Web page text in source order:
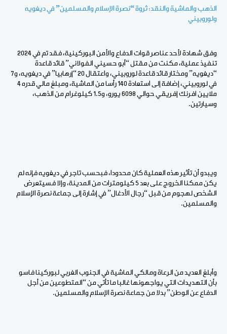
الذهب والماشية والنقد: ثروة “نصرة الإسلام والمسلمين” في ديغويه
ولوروبيني
وفق شهادة لأحد عناصر قوات الدفاع والأمن البوركينية، فقد تم في 2024
تنفيذ عملية، مكنت من مقتل “أبو حسيني الفولاني” قائد قاعدة
“ديغويه” ومختار قائد قاعدة لوروبيني، واعتقال 20 “إرهابيا” في ديغويه، و7
في لوروبيني، إضافة إلى استعادة 140 رأسا من الماشية، ومبلغ مالي قدره 4
ملايين افرنك إفريقي حوالي 6098 يورو، و1.5 كيلوغرام من الذهب،
وسيارتين.
ويبدو أن تأثير هذه العملية كان محدودا، فبحسب تاجر في ديغويه فإنه لم
يكن ممكنا الخروج على بعد 5 كيلومترات من المدينة، وإلا فسيتعرض
الشخص لهجوم من قبل “رجال الأدغال” في إشارة إلى جماعة نصرة الإسلام
والمسلمين.
وأبلغ العديد من الرعاة ومالكي الماشية في الجنوب الغربي لبوركينا فاسو
بأن التهديدات التي يواجهونها غالبا ما تأتي من “المتطوعين من أجل
الدفاع عن الوطن” بدلا من جماعة نصرة الإسلام والمسلمين.